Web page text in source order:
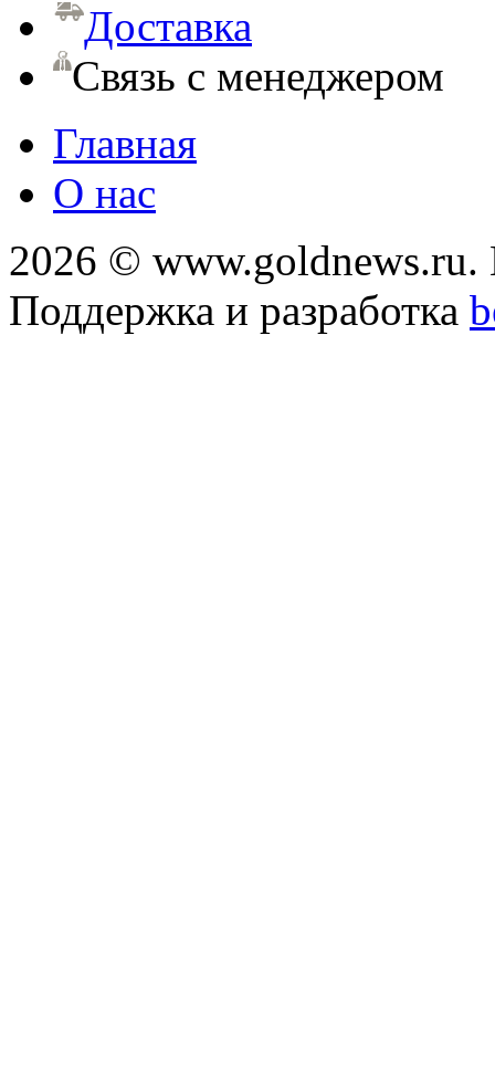
Доставка
Связь с менеджером
Главная
О нас
2026 ©
Поддержка и разработка